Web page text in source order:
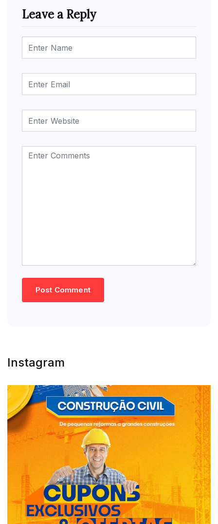
Leave a Reply
Instagram